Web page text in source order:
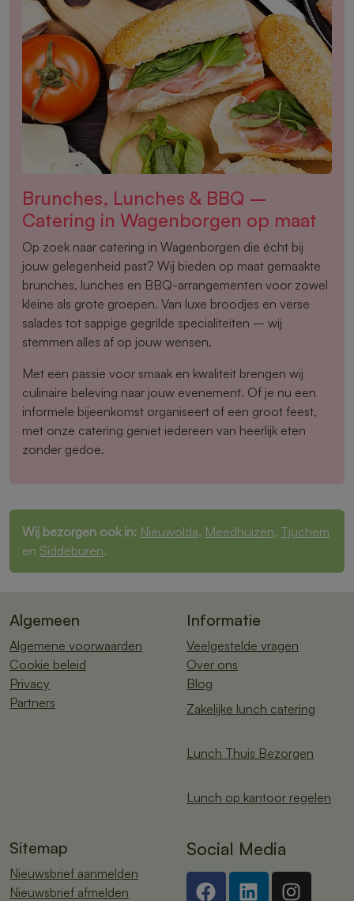
Brunches, Lunches & BBQ –
Catering in Wagenborgen op maat
Op zoek naar catering in Wagenborgen die écht bij
jouw gelegenheid past? Wij bieden op maat gemaakte
brunches, lunches en BBQ-arrangementen voor zowel
kleine als grote groepen. Van luxe broodjes en verse
salades tot sappige gegrilde specialiteiten – wij
stemmen alles af op jouw wensen.
Met een passie voor smaak en kwaliteit brengen wij
culinaire beleving naar jouw evenement. Of je nu een
informele bijeenkomst organiseert of een groot feest,
met onze catering geniet iedereen van heerlijk eten
zonder gedoe.
Wij bezorgen ook in: Nieuwolda, Meedhuizen, Tjuchem
en Siddeburen.
Algemeen
Algemene voorwaarden
Cookie beleid
Privacy
Partners
Informatie
Veelgestelde vragen
Over ons
Blog
Zakelijke lunch catering
Lunch Thuis Bezorgen
Lunch op kantoor regelen
Sitemap
Nieuwsbrief aanmelden
Nieuwsbrief afmelden
Social Media